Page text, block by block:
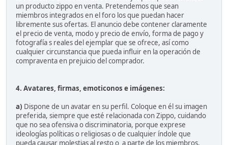
un producto zippo en venta. Pretendemos que sean
miembros integrados en el foro los que puedan hacer
libremente sus ofertas. El anuncio debe contener claramente
el precio de venta, modo y precio de envío, forma de pago y
fotografía s reales del ejemplar que se ofrece, así como
cualquier circunstancia que pueda influir en la operación de
compraventa en prejuicio del comprador.
4. Avatares, firmas, emoticonos e imágenes:
a) Dispone de un avatar en su perfil. Coloque en él su imagen
preferida, siempre que esté relacionada con Zippo, cuidando
que no sea ofensiva o discriminatoria, porque exprese
ideologías políticas o religiosas o de cualquier índole que
pueda causar molestias al resto o a parte de los miembros.